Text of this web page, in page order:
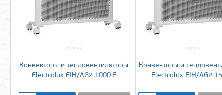
Конвекторы и тепловентиляторы
Electrolux EIH/AG2 1000 E
Конвекторы и
Electrolux EIH/AG2